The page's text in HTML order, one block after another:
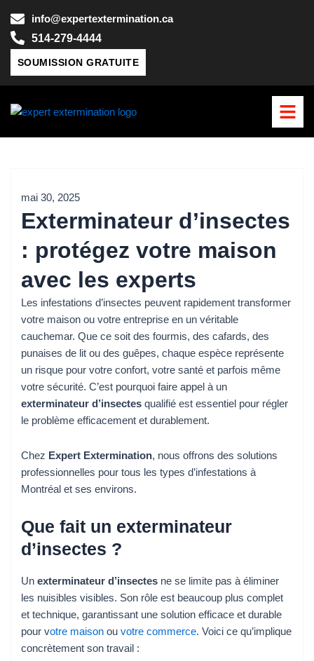
contenu
info@expertextermination.ca
514-279-4444
SOUMISSION GRATUITE
mai 30, 2025
Exterminateur d’insectes
: protégez votre maison
avec les experts
Les infestations d’insectes peuvent rapidement transformer
votre maison ou votre entreprise en un véritable
cauchemar. Que ce soit des fourmis, des cafards, des
punaises de lit ou des guêpes, chaque espèce représente
un risque pour votre confort, votre santé et parfois même
votre sécurité. C’est pourquoi faire appel à un
exterminateur d’insectes qualifié est essentiel pour régler
le problème efficacement et durablement.
Chez Expert Extermination, nous offrons des solutions
professionnelles pour tous les types d’infestations à
Montréal et ses environs.
Que fait un exterminateur
d’insectes ?
Unexterminateur d’insectes ne se limite pas à éliminer
les nuisibles visibles. Son rôle est beaucoup plus complet
et technique, garantissant une solution efficace et durable
pour votre maison ouvotre commerce. Voici ce qu’implique
concrètement son travail :